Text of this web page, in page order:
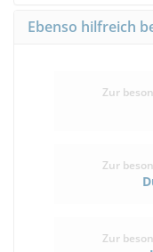
Ebenso hilfreich
Zur
Zur
Zur